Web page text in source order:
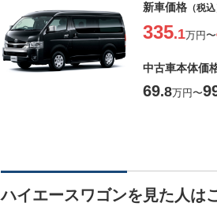
新車価格 （税込
335.1万円〜
中古車本体価
69.8万円〜
ハイエースワゴンを見た人は